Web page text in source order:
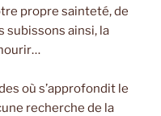
propre sainteté, de
subissons ainsi, la
où s’approfondit le
recherche de la